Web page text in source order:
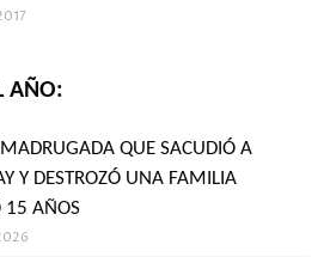
AÑO:
MADRUGADA QUE SACUDIÓ A
Y DESTROZÓ UNA FAMILIA
15 AÑOS